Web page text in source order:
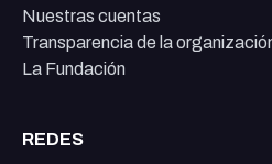
Nuestras cuentas
Transparencia de la
La Fundación
REDES